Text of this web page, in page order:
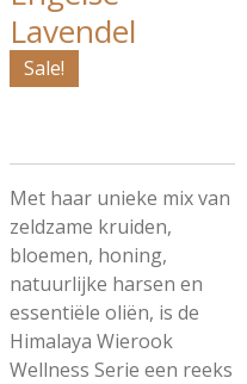
Lavendel
Sale!
Met haar unieke mix van
zeldzame kruiden,
bloemen, honing,
natuurlijke harsen en
essentiële oliën, is de
Himalaya Wierook
Wellness Serie een reeks